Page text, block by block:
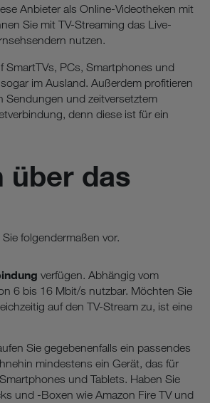
Anbieter als Online-Videotheken mit
Sie mit TV-Streaming das Live-
nutzen.
SmartTVs, PCs, Smartphones und
im Ausland. Außerdem profitieren
Sendungen und zeitversetztem
denn diese ist für ein
über das
folgendermaßen vor.
verfügen. Abhängig vom
6 bis 16 Mbit/s nutzbar. Möchten Sie
auf den TV-Stream zu, ist eine
Sie gegebenenfalls ein passendes
mindestens ein Gerät, das für
und Tablets. Haben Sie
und -Boxen wie Amazon Fire TV und